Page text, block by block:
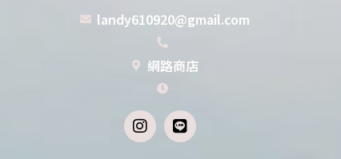
landy610920@gmail.com
網路商店